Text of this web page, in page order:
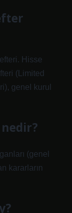
Hisse
(Limited
genel kurul
(genel
kararların